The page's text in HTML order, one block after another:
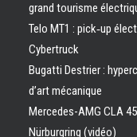
grand tourisme
Telo MT1 : pick‑up
Cybertruck
Bugatti Destrier :
d’art mécanique
Mercedes-AMG CLA
Nürburgring (vidéo)